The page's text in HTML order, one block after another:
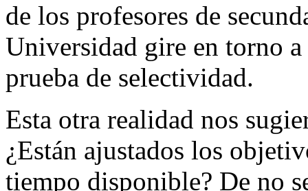
de los profesores de
Universidad gire en torno
prueba de selectividad.
Esta otra realidad nos
¿Están ajustados los
tiempo disponible? De no